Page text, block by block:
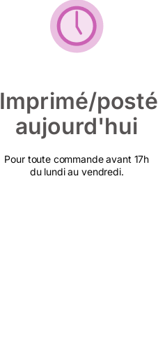
Imprimé/posté
aujourd'hui
Pour toute commande avant 17h
du lundi au vendredi.